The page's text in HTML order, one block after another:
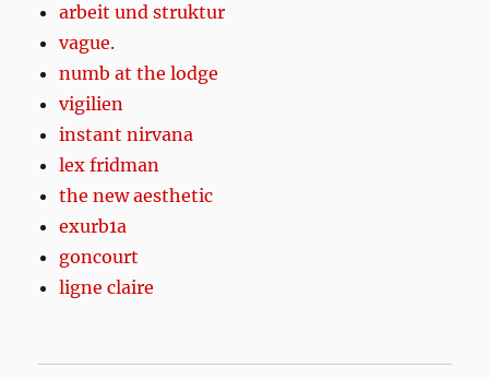
arbeit und struktur
vague.
numb at the lodge
vigilien
instant nirvana
lex fridman
the new aesthetic
exurb1a
goncourt
ligne claire